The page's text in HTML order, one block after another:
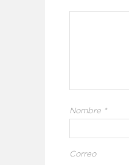
Nombre *
Correo